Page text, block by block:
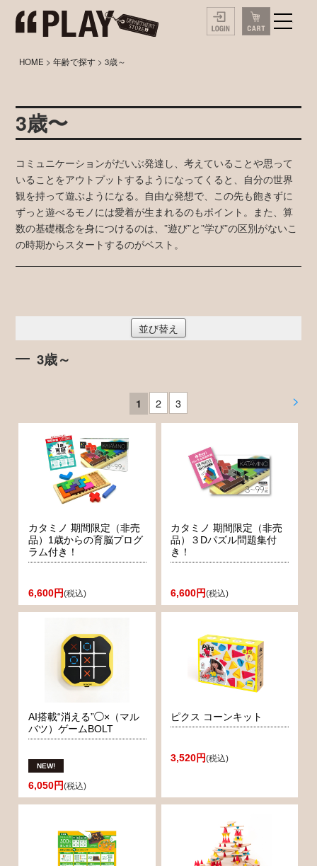
HOME >年齢で探す > 3歳～
3歳〜
コミュニケーションがだいぶ発達し、考えていることや思って
いることをアウトプットするようになってくると、自分の世界
観を持って遊ぶようになる。自由な発想で、この先も飽きずに
ずっと遊べるモノには愛着が生まれるのもポイント。また、算
数の基礎概念を身につけるのは、”遊び”と”学び”の区別がないこ
の時期からスタートするのがベスト。
並び替え
3歳～
>
1 2 3
カタミノ 期間限定（非売
品）1歳からの育脳プログ
ラム付き！
6,600円(税込)
カタミノ 期間限定（非売
品）３Dパズル問題集付
き！
6,600円(税込)
AI搭載“消える”◯×（マル
バツ）ゲームBOLT
6,050円(税込)
ピクス コーンキット
3,520円(税込)